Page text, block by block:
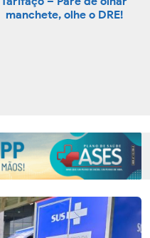
manchete, olhe o DRE!